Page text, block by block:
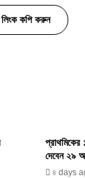
কপি করুন
প্রাথমিকের
দেবেন ২৯
৪ days